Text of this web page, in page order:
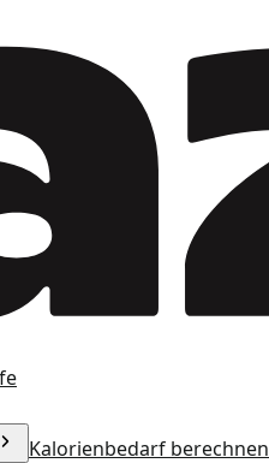
Kalorienbedarf berechnen